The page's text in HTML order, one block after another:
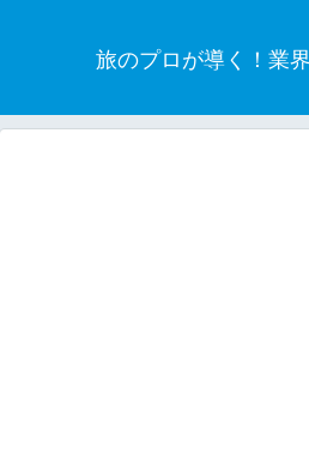
旅のプロが導く！業